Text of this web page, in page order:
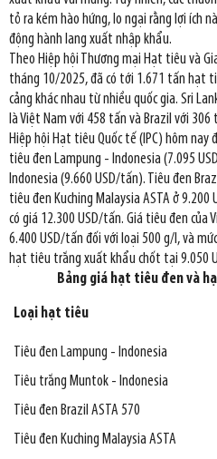
tỏ ra kém hào hứng, lo ngại rằng lợi ích
động hành lang xuất nhập khẩu.
Theo Hiệp hội Thương mại Hạt tiêu và
tháng 10/2025, đã có tới 1.671 tấn hạt
cảng khác nhau từ nhiều quốc gia. Sri
là Việt Nam với 458 tấn và Brazil với 306
Hiệp hội Hạt tiêu Quốc tế (IPC) hôm nay
tiêu đen Lampung - Indonesia (7.095
Indonesia (9.660 USD/tấn). Tiêu đen
tiêu đen Kuching Malaysia ASTA ở
có giá 12.300 USD/tấn. Giá tiêu đen của
6.400 USD/tấn đối với loại 500 g/l, và
hạt tiêu trắng xuất khẩu chốt tại 9.050
Bảng giá hạt tiêu đen và
Loại hạt tiêu
Tiêu đen Lampung - Indonesia
Tiêu trắng Muntok - Indonesia
Tiêu đen Brazil ASTA 570
Tiêu đen Kuching Malaysia ASTA